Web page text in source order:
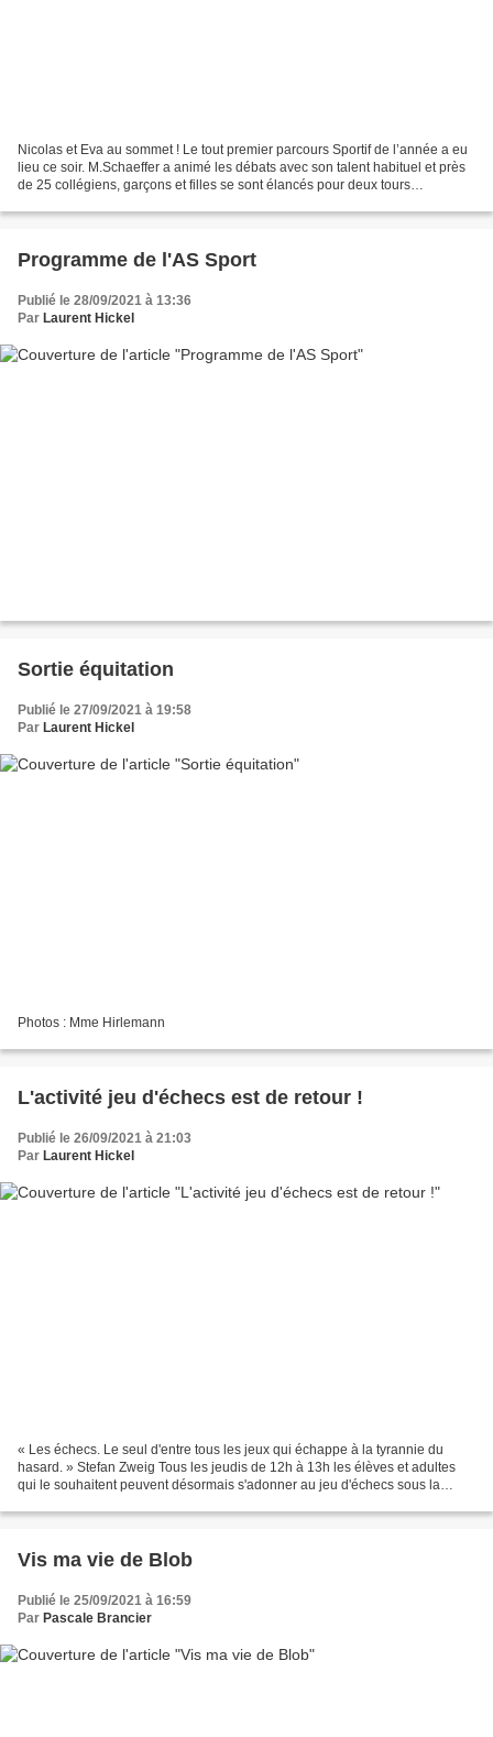
Nicolas et Eva au sommet ! Le tout premier parcours Sportif de l’année a eu
lieu ce soir. M.Schaeffer a animé les débats avec son talent habituel et près
de 25 collégiens, garçons et filles se sont élancés pour deux tours
Programme de l'AS Sport
Publié le 28/09/2021 à 13:36
Par Laurent Hickel
Sortie équitation
Publié le 27/09/2021 à 19:58
Par Laurent Hickel
Photos : Mme Hirlemann
L'activité jeu d'échecs est de retour !
Publié le 26/09/2021 à 21:03
Par Laurent Hickel
« Les échecs. Le seul d'entre tous les jeux qui échappe à la tyrannie du
hasard. » Stefan Zweig Tous les jeudis de 12h à 13h les élèves et adultes
qui le souhaitent peuvent désormais s'adonner au jeu d'échecs sous la
Vis ma vie de Blob
Publié le 25/09/2021 à 16:59
Par Pascale Brancier